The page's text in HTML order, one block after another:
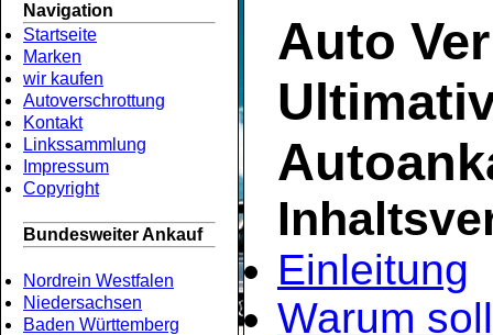
Navigation
Startseite
Marken
wir kaufen
Autoverschrottung
Kontakt
Linkssammlung
Impressum
Copyright
Bundesweiter Ankauf
Nordrein Westfalen
Niedersachsen
Baden Württemberg
Auto
Einleitung
Warum